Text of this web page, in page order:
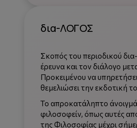
δια-ΛΟΓΟΣ
Σκοπός του περιοδικού
έρευνα και τον διάλογο
Προκειμένου να
θεμελιώσει την εκδοτική
Το απροκατάληπτο άνοιγμά
φιλοσοφείν, όπως αυτές
της Φιλοσοφίας μέχρι